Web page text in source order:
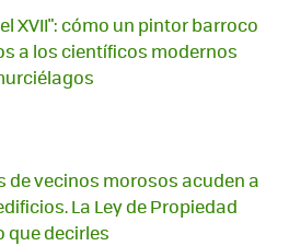
XVII": cómo un pintor barroco
a los científicos modernos
de vecinos morosos acuden a
La Ley de Propiedad
que decirles